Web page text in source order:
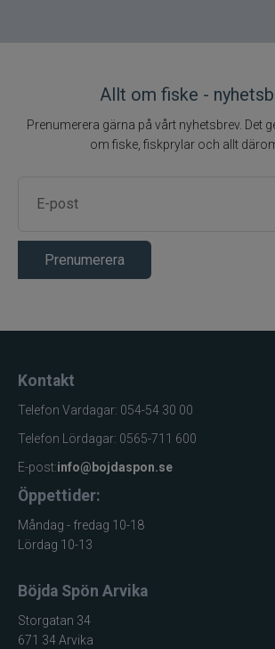
Allt om fiske -
Prenumerera gärna på vårt nyhetsbrev. Det
om fiske, fiskprylar och allt
Prenumerera
Kontakt
Telefon Vardagar: 054-54 30 00
Telefon Lördagar: 0565-711 600
E-post:info@bojdaspon.se
Öppettider:
Måndag - fredag 10-18
Lördag 10-13
Böjda Spön Arvika
Storgatan 34
671 34 Arvika